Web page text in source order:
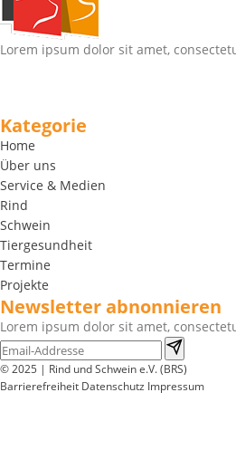
Lorem ipsum dolor sit amet,
Kategorie
Home
Über uns
Service & Medien
Rind
Schwein
Tiergesundheit
Termine
Projekte
Newsletter abnonnieren
Lorem ipsum dolor sit amet,
© 2025 | Rind und Schwein e.V. (BRS)
Barrierefreiheit Datenschutz Impressum